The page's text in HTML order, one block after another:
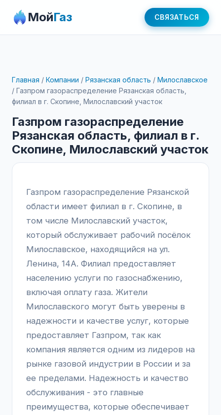
МойГаз СВЯЗАТЬСЯ
Главная / Компании / Рязанская область / Милославское
/ Газпром газораспределение Рязанская область,
филиал в г. Скопине, Милославский участок
Газпром газораспределение
Рязанская область, филиал в г.
Скопине, Милославский участок
Газпром газораспределение Рязанской
области имеет филиал в г. Скопине, в
том числе Милославский участок,
который обслуживает рабочий посёлок
Милославское, находящийся на ул.
Ленина, 14А. Филиал предоставляет
населению услуги по газоснабжению,
включая оплату газа. Жители
Милославского могут быть уверены в
надежности и качестве услуг, которые
предоставляет Газпром, так как
компания является одним из лидеров на
рынке газовой индустрии в России и за
ее пределами. Надежность и качество
обслуживания - это главные
преимущества, которые обеспечивает